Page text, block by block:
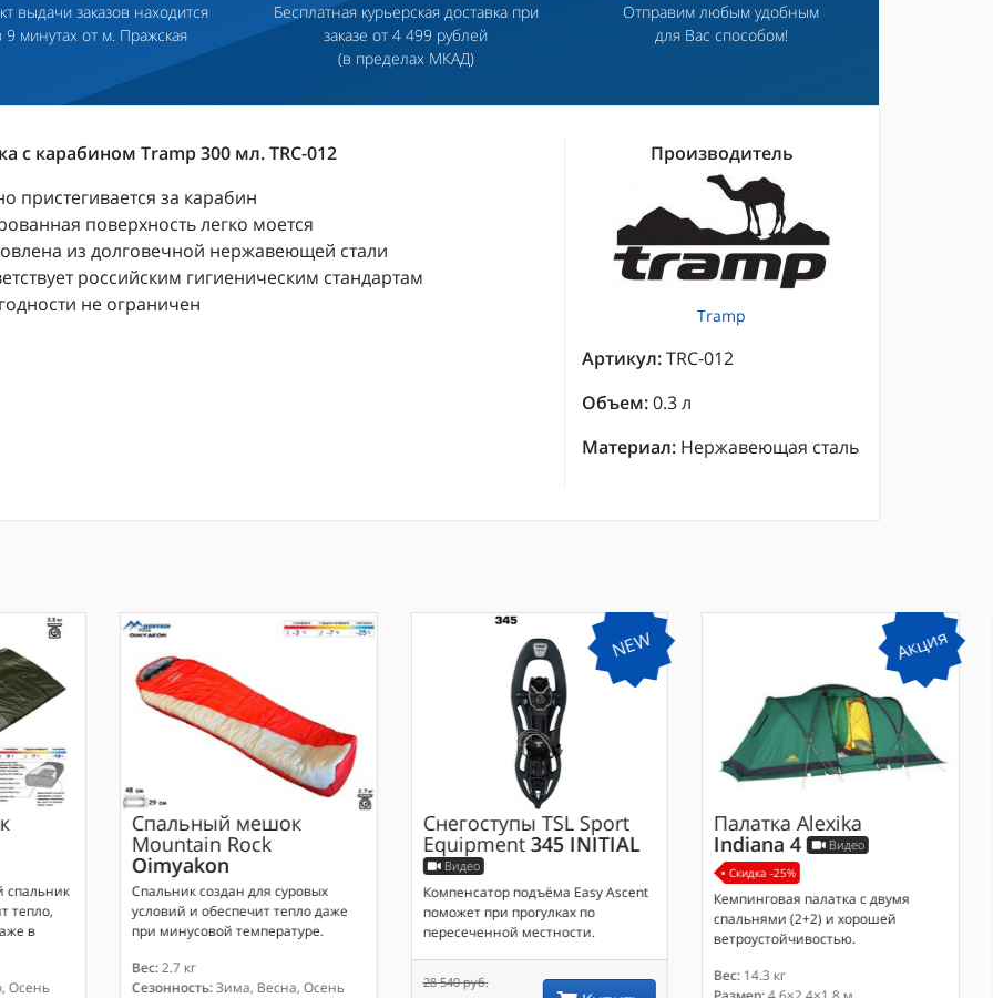
выдачи заказов находится
9 минутах от м. Пражская
Бесплатная курьерская доставка при
заказе от 4 499 рублей
(в пределах МКАД)
Отправим любым удобным
для Вас способом!
с карабином Tramp 300 мл. TRC-012
пристегивается за карабин
поверхность легко моется
из долговечной нержавеющей стали
российским гигиеническим стандартам
не ограничен
Производитель
Tramp
Артикул:TRC-012
Объем:0.3 л
Материал: Нержавеющая сталь
спальник
тепло,
в
Осень
Спальный мешок
Mountain Rock
Oimyakon
Спальник создан для суровых
условий и обеспечит тепло даже
при минусовой температуре.
Вес:2.7 кг
Сезонность:Зима, Весна, Осень
NEW
Снегоступы TSL Sport
Equipment 345 INITIAL
Видео
Компенсатор подъёма Easy Ascent
поможет при прогулках по
пересеченной местности.
28 540 руб.
Акция
Палатка Alexika
Indiana 4 Видео
Скидка -25%
Кемпинговая палатка с двумя
спальнями (2+2) и хорошей
ветроустойчивостью.
Вес: 14.3 кг